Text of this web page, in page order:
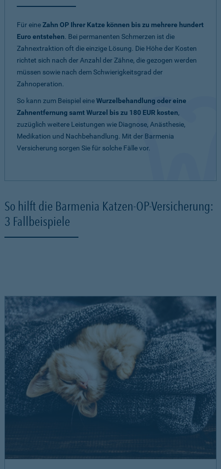
Für eineZahn OP Ihrer Katze können bis zu mehrere hundert
Euro entstehen. Bei permanenten Schmerzen ist die
Zahnextraktion oft die einzige Lösung. Die Höhe der Kosten
richtet sich nach der Anzahl der Zähne, die gezogen werden
müssen sowie nach dem Schwierigkeitsgrad der
Zahnoperation.
So kann zum Beispiel eineWurzelbehandlung oder eine
Zahnentfernung samt Wurzel bis zu 180 EUR kosten,
zuzüglich weitere Leistungen wie Diagnose, Anästhesie,
Medikation und Nachbehandlung. Mit der Barmenia
Versicherung sorgen Sie für solche Fälle vor.
So hilft die Barmenia Katzen-OP-Versicherung:
3 Fallbeispiele